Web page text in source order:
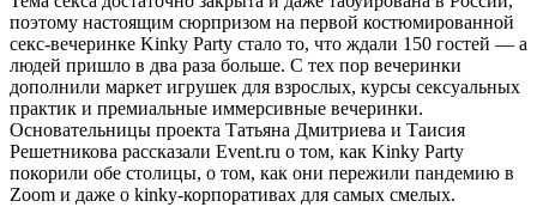
поэтому настоящим сюрпризом на первой костюмированной
секс-вечеринке Kinky Party стало то, что ждали 150 гостей — а
людей пришло в два раза больше. С тех пор вечеринки
дополнили маркет игрушек для взрослых, курсы сексуальных
практик и премиальные иммерсивные вечеринки.
Основательницы проекта Татьяна Дмитриева и Таисия
Решетникова рассказали Event.ru о том, как Kinky Party
покорили обе столицы, о том, как они пережили пандемию в
Zoom и даже о kinky-корпоративах для самых смелых.